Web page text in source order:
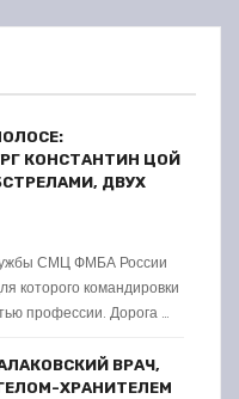
КОНСТАНТИН ЦОЙ
ДВУХ
СМЦ ФМБА России
которого командировки
профессии. Дорога …
ВРАЧ,
ХРАНИТЕЛЕМ